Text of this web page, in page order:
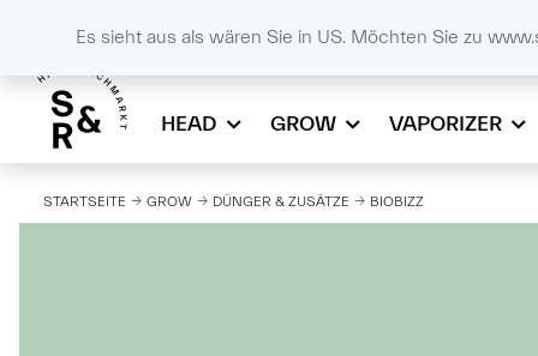
HEAD GROW VAPORIZER
STARTSEITE GROW DÜNGER & ZUSÄTZE BIOBIZZ
Es sieht aus als wären Sie in US. Möchten Sie zu